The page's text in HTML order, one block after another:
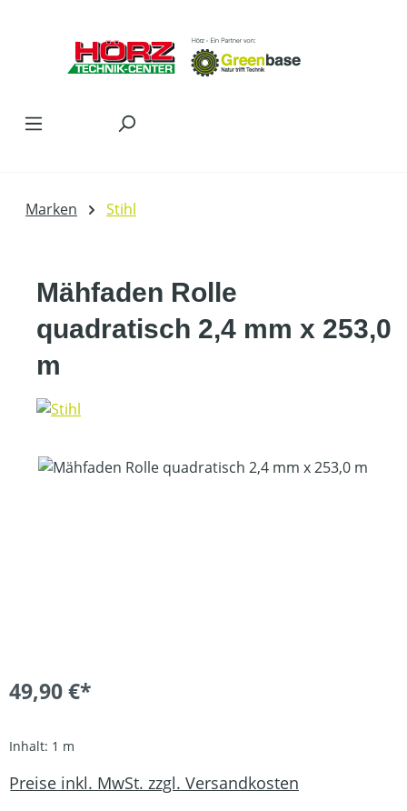
Marken Stihl
Mähfaden Rolle
quadratisch 2,4 mm x 253,0
m
Bildergalerie überspringen
49,90 €*
Inhalt: 1 m
Preise inkl. MwSt. zzgl. Versandkosten